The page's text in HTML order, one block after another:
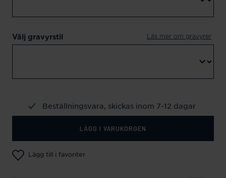
Välj gravyrstil Läs mer om gravyrer
Beställningsvara, skickas inom 7-12 dagar
LÄGG I VARUKORGEN
Lägg till i favoriter